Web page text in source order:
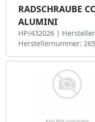
RADSCHRAUBE
ALUMINI
HP/432026 |
Herstellernummer: